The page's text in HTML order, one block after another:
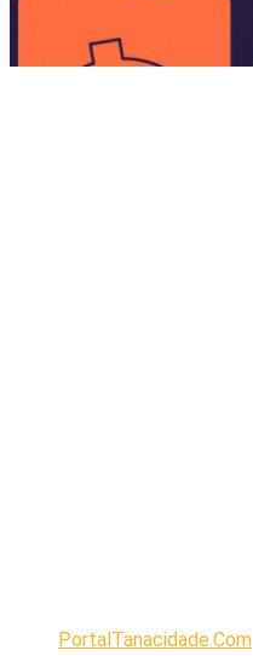
PortalTanacidade.Com